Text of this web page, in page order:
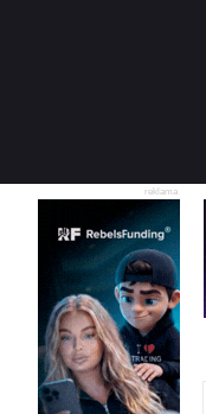
reklama